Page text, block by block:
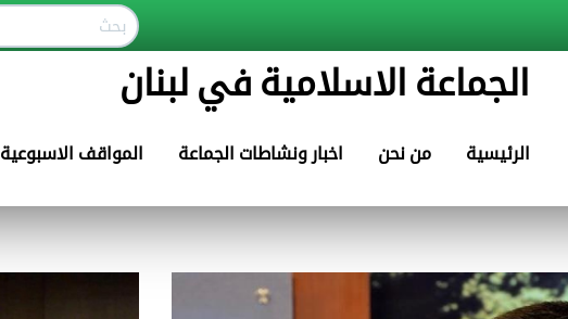
الجماعة الاسلامية في لبنان
المواقف الاسبوعية اخبار ونشاطات الجماعة من نحن الرئيسية